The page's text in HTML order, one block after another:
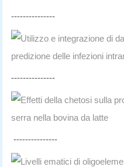
---------------
Utilizzo e integrazione di
predizione delle infezioni
---------------
Effetti della chetosi sulla
serra nella bovina da latte
---------------
Livelli ematici di